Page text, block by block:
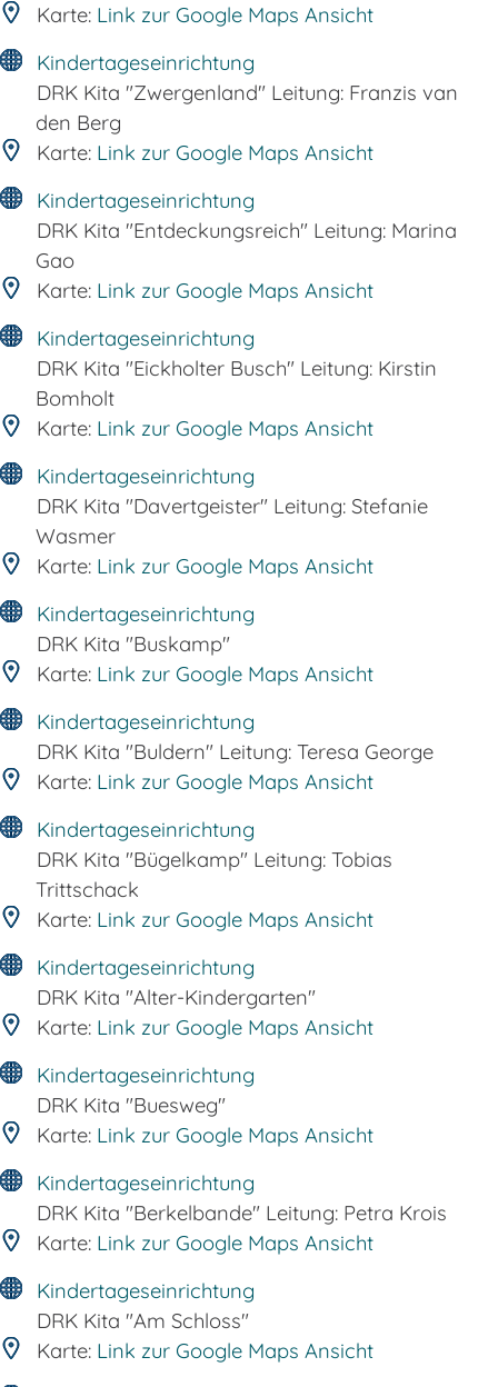
Karte: Link zur Google Maps Ansicht
Kindertageseinrichtung
DRK Kita "Zwergenland" Leitung: Franzis van
den Berg
Karte: Link zur Google Maps Ansicht
Kindertageseinrichtung
DRK Kita "Entdeckungsreich" Leitung: Marina
Gao
Karte: Link zur Google Maps Ansicht
Kindertageseinrichtung
DRK Kita "Eickholter Busch" Leitung: Kirstin
Bomholt
Karte: Link zur Google Maps Ansicht
Kindertageseinrichtung
DRK Kita "Davertgeister" Leitung: Stefanie
Wasmer
Karte: Link zur Google Maps Ansicht
Kindertageseinrichtung
DRK Kita "Buskamp"
Karte: Link zur Google Maps Ansicht
Kindertageseinrichtung
DRK Kita "Buldern" Leitung: Teresa George
Karte: Link zur Google Maps Ansicht
Kindertageseinrichtung
DRK Kita "Bügelkamp" Leitung: Tobias
Trittschack
Karte: Link zur Google Maps Ansicht
Kindertageseinrichtung
DRK Kita "Alter-Kindergarten"
Karte: Link zur Google Maps Ansicht
Kindertageseinrichtung
DRK Kita "Buesweg"
Karte: Link zur Google Maps Ansicht
Kindertageseinrichtung
DRK Kita "Berkelbande" Leitung: Petra Krois
Karte: Link zur Google Maps Ansicht
Kindertageseinrichtung
DRK Kita "Am Schloss"
Karte: Link zur Google Maps Ansicht